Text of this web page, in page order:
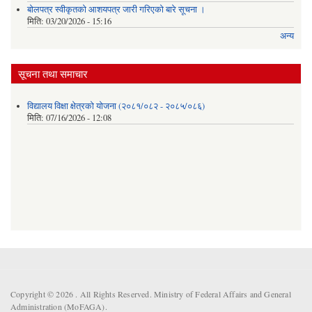
बोलपत्र स्वीकृतको आशयपत्र जारी गरिएको बारे सूचना ।
मिति: 03/20/2026 - 15:16
अन्य
सूचना तथा समाचार
विद्यालय विक्षा क्षेत्रको योजना (२०८१/०८२ - २०८५/०८६)
मिति: 07/16/2026 - 12:08
Copyright © 2026 . All Rights Reserved. Ministry of Federal Affairs and General
Administration (MoFAGA).